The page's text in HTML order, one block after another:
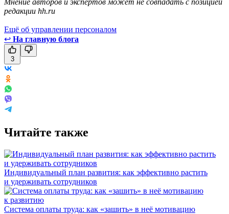
редакции hh.ru
Ещё об управлении персоналом
↩ На главную блога
3
Читайте также
Индивидуальный план развития: как эффективно растить
и удерживать сотрудников
Система оплаты труда: как «зашить» в неё мотивацию